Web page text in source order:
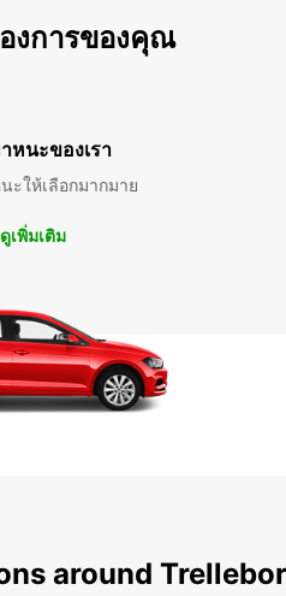
งการของคุณ
หนะของเรา
ะให้เลือกมากมาย
ดูเพิ่มเติม
around